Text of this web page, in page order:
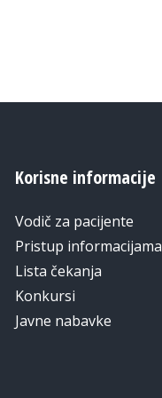
Korisne informacije
Vodič za pacijente
Pristup informacijama
Lista čekanja
Konkursi
Javne nabavke